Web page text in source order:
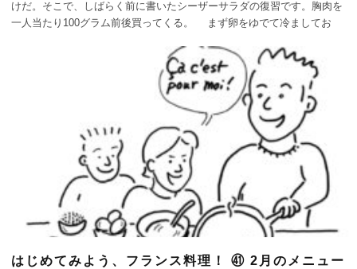
けだ。そこで、しばらく前に書いたシーザーサラダの復習です。胸肉を
一人当たり100グラム前後買ってくる。 まず卵をゆでて冷ましてお
はじめてみよう、フランス料理！ ㊶ 2月のメニュー